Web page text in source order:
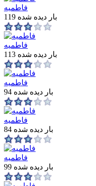
فاطمیه
119 بار دیده شده
فاطمیه
113 بار دیده شده
فاطمیه
94 بار دیده شده
فاطمیه
84 بار دیده شده
فاطمیه
99 بار دیده شده